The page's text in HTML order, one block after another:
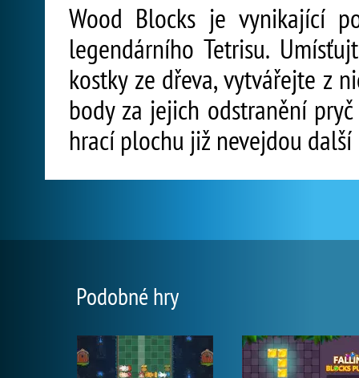
Wood Blocks je vynikající
legendárního Tetrisu.
kostky ze dřeva, vytvářejte z
body za jejich odstranění
hrací plochu již nevejdou další
Podobné hry